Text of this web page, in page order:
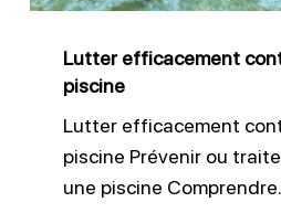
Lutter efficacement
piscine
Lutter efficacement
piscine Prévenir ou
une piscine